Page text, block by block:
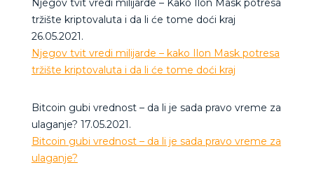
Njegov tvit vredi milijarde – Kako Ilon Mask potresa
tržište kriptovaluta i da li će tome doći kraj
26.05.2021.
Njegov tvit vredi milijarde – kako Ilon Mask potresa
tržište kriptovaluta i da li će tome doći kraj
Bitcoin gubi vrednost – da li je sada pravo vreme za
ulaganje? 17.05.2021.
Bitcoin gubi vrednost – da li je sada pravo vreme za
ulaganje?